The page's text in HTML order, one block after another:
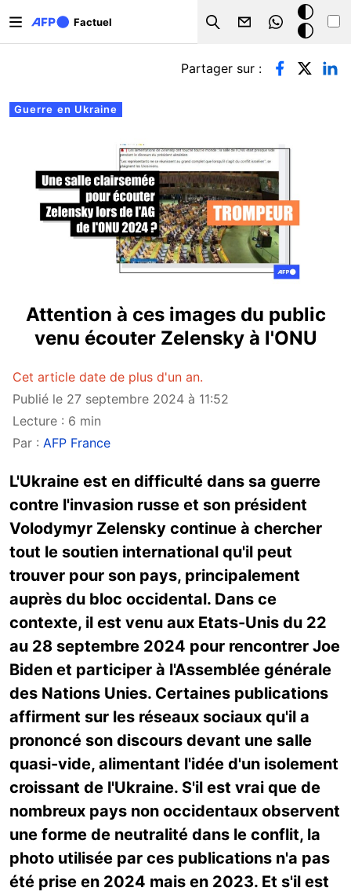
Factuel
Search
Mode
sombre
Onglets principaux
Guerre en Ukraine
Partager sur :
Attention à ces images du public
venu écouter Zelensky à l'ONU
Cet article date de plus d'un an.
Publié le 27 septembre 2024 à 11:52
Lecture : 6 min
Par : AFP France
L'Ukraine est en difficulté dans sa guerre
contre l'invasion russe et son président
Volodymyr Zelensky continue à chercher
tout le soutien international qu'il peut
trouver pour son pays, principalement
auprès du bloc occidental. Dans ce
contexte, il est venu aux Etats-Unis du 22
au 28 septembre 2024 pour rencontrer Joe
Biden et participer à l'Assemblée générale
des Nations Unies. Certaines publications
affirment sur les réseaux sociaux qu'il a
prononcé son discours devant une salle
quasi-vide, alimentant l'idée d'un isolement
croissant de l'Ukraine. S'il est vrai que de
nombreux pays non occidentaux observent
une forme de neutralité dans le conflit, la
photo utilisée par ces publications n'a pas
été prise en 2024 mais en 2023. Et s'il est